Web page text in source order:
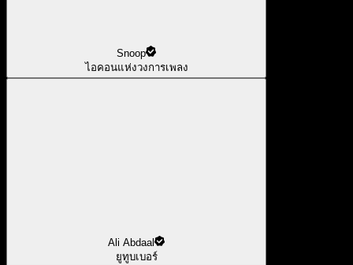
Snoop
ไอคอนแห่งวงการเพลง
Ali Abdaal
ยูทูบเบอร์